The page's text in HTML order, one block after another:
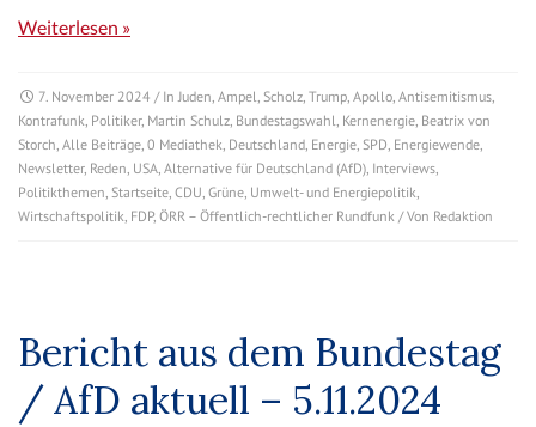
Weiterlesen »
7. November 2024 / InJuden, Ampel, Scholz, Trump, Apollo, Antisemitismus,
Kontrafunk, Politiker, Martin Schulz, Bundestagswahl, Kernenergie, Beatrix von
Storch, Alle Beiträge, 0 Mediathek, Deutschland, Energie, SPD, Energiewende,
Newsletter, Reden, USA, Alternative für Deutschland (AfD), Interviews,
Politikthemen, Startseite, CDU, Grüne, Umwelt- und Energiepolitik,
Wirtschaftspolitik, FDP, ÖRR – Öffentlich-rechtlicher Rundfunk / Von Redaktion
Bericht aus dem Bundestag
/ AfD aktuell – 5.11.2024